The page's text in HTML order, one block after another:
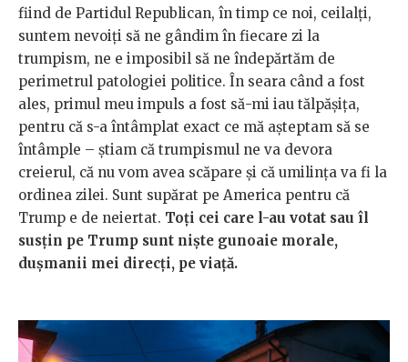
fiind de Partidul Republican, în timp ce noi, ceilalți,
suntem nevoiți să ne gândim în fiecare zi la
trumpism, ne e imposibil să ne îndepărtăm de
perimetrul patologiei politice. În seara când a fost
ales, primul meu impuls a fost să-mi iau tălpășița,
pentru că s-a întâmplat exact ce mă așteptam să se
întâmple – știam că trumpismul ne va devora
creierul, că nu vom avea scăpare și că umilința va fi la
ordinea zilei. Sunt supărat pe America pentru că
Trump e de neiertat. Toți cei care l-au votat sau îl
susțin pe Trump sunt niște gunoaie morale,
dușmanii mei direcți, pe viață.